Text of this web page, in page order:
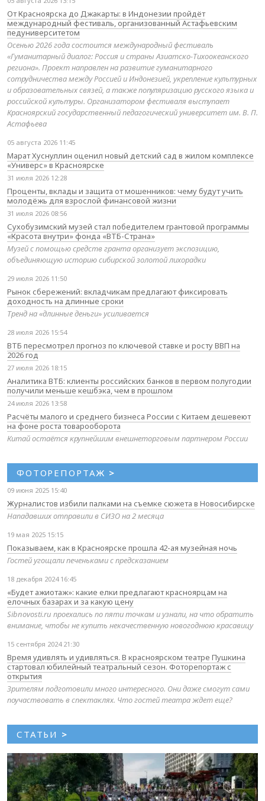
От Красноярска до Джакарты: в Индонезии пройдёт
международный фестиваль, организованный Астафьевским
педуниверситетом
Осенью 2026 года состоится международный фестиваль
«Гуманитарный диалог: Россия и страны Азиатско-Тихоокеанского
региона». Проект направлен на развитие гуманитарного
сотрудничества между Россией и Индонезией, укрепление культурных
и образовательных связей, а также популяризацию русского языка и
российской культуры. Организатором фестиваля выступает
Красноярский государственный педагогический университет им. В. П.
Астафьева
05 августа 2026 11:45
Марат Хуснуллин оценил новый детский сад в жилом комплексе
«Универс» в Красноярске
31 июля 2026 12:28
Проценты, вклады и защита от мошенников: чему будут учить
молодёжь для взрослой финансовой жизни
31 июля 2026 08:56
Сухобузимский музей стал победителем грантовой программы
«Красота внутри» фонда «ВТБ-Страна»
Музей с помощью средств гранта организует экспозицию,
объединяющую историю сибирской золотой лихорадки
29 июля 2026 11:50
Рынок сбережений: вкладчикам предлагают фиксировать
доходность на длинные сроки
Тренд на «длинные деньги» усиливается
28 июля 2026 15:54
ВТБ пересмотрел прогноз по ключевой ставке и росту ВВП на
2026 год
27 июля 2026 18:15
Аналитика ВТБ: клиенты российских банков в первом полугодии
получили меньше кешбэка, чем в прошлом
24 июля 2026 13:58
Расчёты малого и среднего бизнеса России с Китаем дешевеют
на фоне роста товарооборота
Китай остаётся крупнейшим внешнеторговым партнером России
ФОТОРЕПОРТАЖ >
09 июня 2025 15:40
Журналистов избили палками на съемке сюжета в Новосибирске
Нападавших отправили в СИЗО на 2 месяца
19 мая 2025 15:15
Показываем, как в Красноярске прошла 42-ая музейная ночь
Гостей угощали печеньками с предсказанием
18 декабря 2024 16:45
«Будет ажиотаж»: какие елки предлагают красноярцам на
елочных базарах и за какую цену
Sibnovosti.ru проехались по пяти точкам и узнали, на что обратить
внимание, чтобы не купить некачественную новогоднюю красавицу
15 сентября 2024 21:30
Время удивлять и удивляться. В красноярском театре Пушкина
стартовал юбилейный театральный сезон. Фоторепортаж с
открытия
Зрителям подготовили много интересного. Они даже смогут сами
поучаствовать в спектаклях. Что гостей театра ждет еще?
СТАТЬИ >